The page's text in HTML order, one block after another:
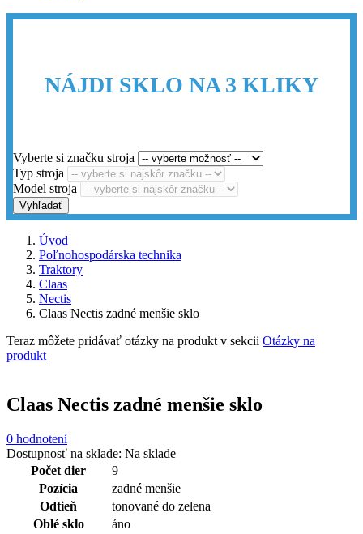
NÁJDI SKLO NA 3 KLIKY
Vyberte si značku stroja
Typ stroja
Model stroja
Vyhľadať
Úvod
Poľnohospodárska technika
Traktory
Claas
Nectis
Claas Nectis zadné menšie sklo
Teraz môžete pridávať otázky na produkt v sekcii Otázky na
produkt
Claas Nectis zadné menšie sklo
0 hodnotení
Dostupnosť na sklade: Na sklade
Počet dier
9
Pozícia
zadné menšie
Odtieň
tonované do zelena
Oblé sklo
áno